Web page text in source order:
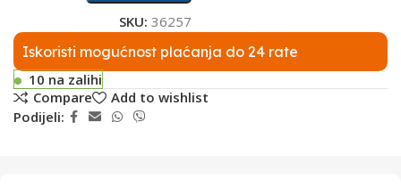
SKU: 36257
Iskoristi mogućnost plaćanja do 24 rate
10 na zalihi
Compare
Add to wishlist
Podijeli: